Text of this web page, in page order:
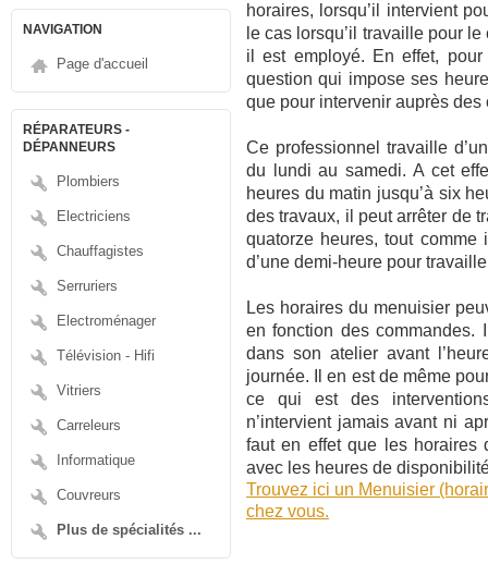
NAVIGATION
Page d'accueil
RÉPARATEURS -
DÉPANNEURS
Plombiers
Electriciens
Chauffagistes
Serruriers
Electroménager
Télévision - Hifi
Vitriers
Carreleurs
Informatique
Couvreurs
Plus de spécialités ...
horaires, lorsqu’il intervient
le cas lorsqu’il travaille pour
il est employé. En effet,
question qui impose ses
que pour intervenir auprès des
Ce professionnel travaille
du lundi au samedi. A cet
heures du matin jusqu’à six
des travaux, il peut arrêter de
quatorze heures, tout comme
d’une demi-heure pour
Les horaires du menuisier
en fonction des commandes.
dans son atelier avant
journée. Il en est de même
ce qui est des
n’intervient jamais avant ni
faut en effet que les horaires
avec les heures de
Trouvez ici un Menuisier
chez vous.